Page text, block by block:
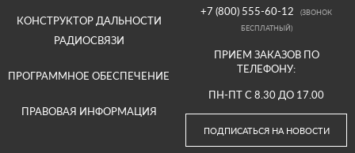
КОНСТРУКТОР ДАЛЬНОСТИ
РАДИОСВЯЗИ
ПРОГРАММНОЕ ОБЕСПЕЧЕНИЕ
ПРАВОВАЯ ИНФОРМАЦИЯ
+7 (800) 555-60-12
(ЗВОНОК
БЕСПЛАТНЫЙ)
ПРИЕМ ЗАКАЗОВ ПО
ТЕЛЕФОНУ:
ПН-ПТ С 8.30 ДО 17.00
ПОДПИСАТЬСЯ НА НОВОСТИ